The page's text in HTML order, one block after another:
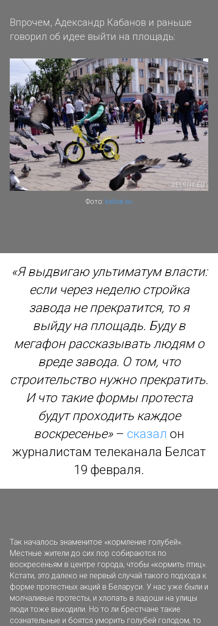
Впрочем, Адександр Кабанов и раньше
говорил об идее выйти на площадь:
Фото: belsat.eu
«Я выдвигаю ультиматум власти:
если через неделю стройка
завода не прекратится, то я
выйду на площадь. Буду в
мегафон рассказывать людям о
вреде завода. О том, что
строительство нужно прекратить.
И что такие формы протеста
будут проходить каждое
воскресенье»– сказал он
журналистам телеканала Белсат
19 февраля.
Так началось знаменитое «кормление голубей».
Местные жители до сих пор собираются по
воскресеньям в центре города, чтобы «кормить птиц».
Кстати, это далеко не первый случай такого подхода к
форме протестных акций в Беларуси. У нас уже были и
молчаливые протесты, и хлопать в ладоши на улицы
люди тоже выходили. Но то ли брестчане такие
сознательные и боятся уморить голубей голодом, то